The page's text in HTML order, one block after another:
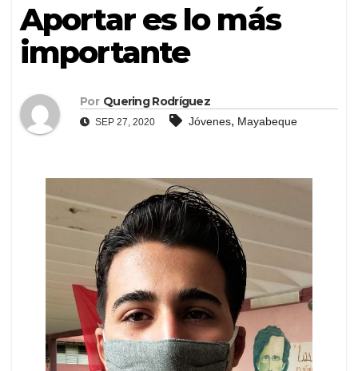
Aportar es lo más
importante
Por Quering Rodríguez
SEP 27, 2020 Jóvenes, Mayabeque